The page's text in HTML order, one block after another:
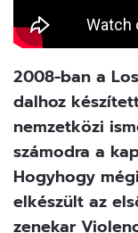
2008-ban a
dalhoz
nemzetközi
számodra a
Hogyhogy
elkészült az
zenekar